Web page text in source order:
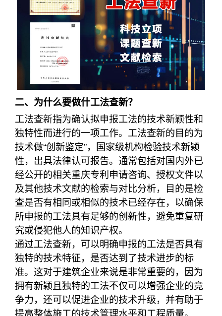
二、为什么要做什工法查新？
工法查新指为确认拟申报工法的技术新颖性和
独特性而进行的一项工作。工法查新的目的为
技术做“创新鉴定”，国家级机构检验技术新颖
性，出具法律认可报告。通常包括对国内外已
经公开的相关重庆专利申请咨询、授权文件以
及其他技术文献的检索与对比分析，目的是检
查是否有相同或相似的技术已经存在，以确保
所申报的工法具有足够的创新性，避免重复研
究或侵犯他人的知识产权。
通过工法查新，可以明确申报的工法是否具有
独特的技术特征，是否达到了技术进步的标
准。这对于建筑企业来说是非常重要的，因为
拥有新颖且独特的工法不仅可以增强企业的竞
争力，还可以促进企业的技术升级，并有助于
提高整体施工的技术管理水平和工程质量。